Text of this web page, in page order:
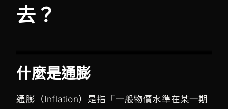
去？
什麼是通膨
通膨（Inflation）是指「一般物價水準在某一期